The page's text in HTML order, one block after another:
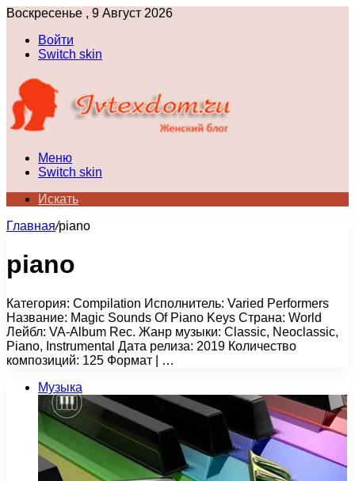
Воскресенье , 9 Август 2026
Войти
Switch skin
Меню
Switch skin
Искать
Главная/piano
piano
Категория: Compilation Исполнитель: Varied Performers
Название: Magic Sounds Of Piano Keys Страна: World
Лейбл: VA-Album Rec. Жанр музыки: Classic, Neoclassic,
Piano, Instrumental Дата релиза: 2019 Количество
композиций: 125 Формат | …
Музыка